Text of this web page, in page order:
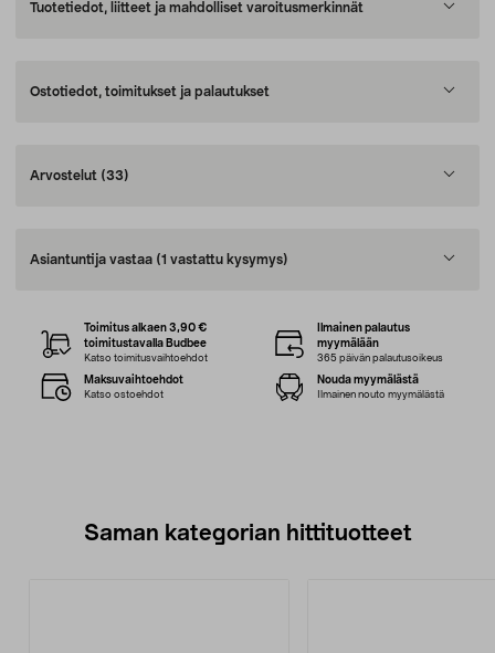
Tuotetiedot, liitteet ja mahdolliset varoitusmerkinnät
Ostotiedot, toimitukset ja palautukset
Arvostelut (33)
Asiantuntija vastaa (1 vastattu kysymys)
Toimitus alkaen 3,90 €
toimitustavalla Budbee
Katso toimitusvaihtoehdot
Ilmainen palautus
myymälään
365 päivän palautusoikeus
Maksuvaihtoehdot
Katso ostoehdot
Nouda myymälästä
Ilmainen nouto myymälästä
Saman kategorian hittituotteet